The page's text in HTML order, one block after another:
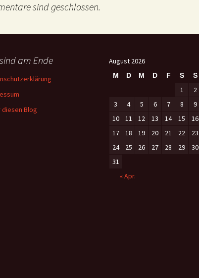
sind geschlossen.
am Ende
diesen Blog
August 2026
M D M D F S S
1
2
3
4 5 6 7 8
9
10
11 12 13 14 15
16
17
18 19 20 21 22
23
24
25 26 27 28 29
30
31
« Apr.